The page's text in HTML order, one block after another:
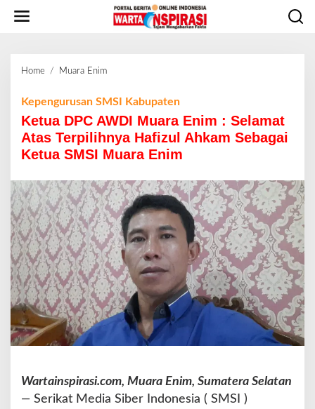
Home / Muara Enim
t
a
D
P
A
W
D
I
M
u
a
r
a
E
S
Kepengurusan SMSI Kabupaten
Ketua DPC AWDI Muara Enim : Selamat
Atas Terpilihnya Hafizul Ahkam Sebagai
Ketua SMSI Muara Enim
Wartainspirasi.com, Muara Enim, Sumatera Selatan
— Serikat Media Siber Indonesia ( SMSI )